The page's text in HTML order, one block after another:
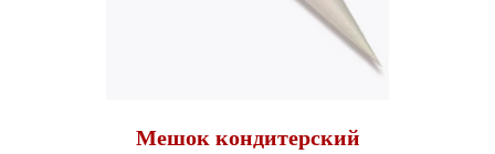
Мешок кондитерский